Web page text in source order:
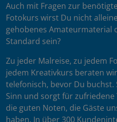
Auch mit Fragen zur
Fotokurs wirst Du nicht
gehobenes Amateurmaterial
Standard sein?
Zu jeder Malreise, zu jedem
jedem Kreativkurs beraten
telefonisch, bevor Du
Sinn und sorgt für zufriedene
die guten Noten, die Gäste
haben. In über 300